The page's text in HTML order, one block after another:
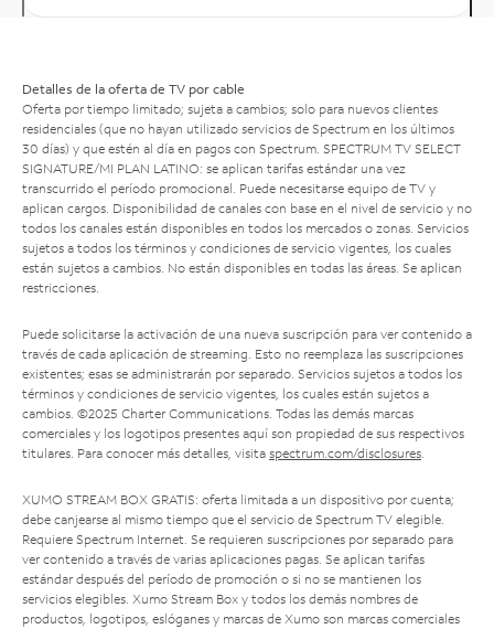
Detalles de la oferta de TV por cable
Oferta por tiempo limitado; sujeta a cambios; solo para nuevos clientes
residenciales (que no hayan utilizado servicios de Spectrum en los últimos
30 días) y que estén al día en pagos con Spectrum. SPECTRUM TV SELECT
SIGNATURE/MI PLAN LATINO: se aplican tarifas estándar una vez
transcurrido el período promocional. Puede necesitarse equipo de TV y
aplican cargos. Disponibilidad de canales con base en el nivel de servicio y no
todos los canales están disponibles en todos los mercados o zonas. Servicios
sujetos a todos los términos y condiciones de servicio vigentes, los cuales
están sujetos a cambios. No están disponibles en todas las áreas. Se aplican
restricciones.
Puede solicitarse la activación de una nueva suscripción para ver contenido a
través de cada aplicación de streaming. Esto no reemplaza las suscripciones
existentes; esas se administrarán por separado. Servicios sujetos a todos los
términos y condiciones de servicio vigentes, los cuales están sujetos a
cambios. ©2025 Charter Communications. Todas las demás marcas
comerciales y los logotipos presentes aquí son propiedad de sus respectivos
titulares. Para conocer más detalles, visita spectrum.com/disclosures.
XUMO STREAM BOX GRATIS: oferta limitada a un dispositivo por cuenta;
debe canjearse al mismo tiempo que el servicio de Spectrum TV elegible.
Requiere Spectrum Internet. Se requieren suscripciones por separado para
ver contenido a través de varias aplicaciones pagas. Se aplican tarifas
estándar después del período de promoción o si no se mantienen los
servicios elegibles. Xumo Stream Box y todos los demás nombres de
productos, logotipos, eslóganes y marcas de Xumo son marcas comerciales